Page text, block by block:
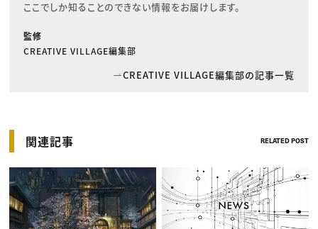
ここでしか知ることのできない情報をお届けします。
監修
CREATIVE VILLAGE編集部
CREATIVE VILLAGE編集部の記事一覧
関連記事 RELATED POST